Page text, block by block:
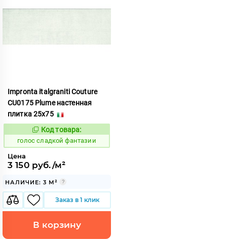
Impronta italgraniti Couture
CU0175 Plume настенная
плитка 25x75
Код:
292737
Код товара:
голос сладкой фантазии
Цена
3 150 руб./м²
НАЛИЧИЕ: 3 М²
Заказ в 1 клик
В корзину